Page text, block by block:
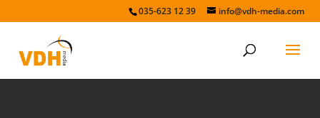
035-623 12 39 info@vdh-media.com